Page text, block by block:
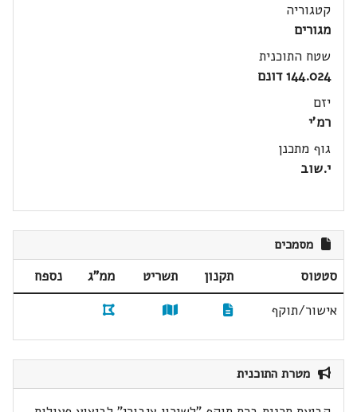
קטגוריה
מגורים
שטח התוכנית
144.024 דונם
יזם
רמ'י
גוף מתכנן
י.שוב
מסמכים
סטטוס תקנון תשריט ממ"ג
נספח
אישור/תוקף
מטרת התוכנית